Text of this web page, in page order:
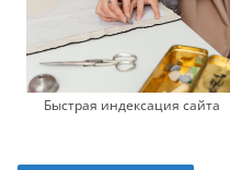
Быстрая индексация сайта